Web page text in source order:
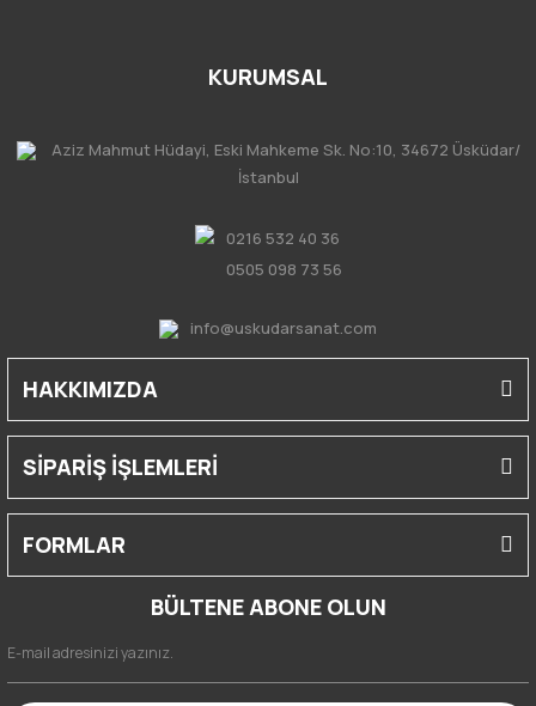
KURUMSAL
Aziz Mahmut Hüdayi, Eski Mahkeme Sk. No:10, 34672 Üsküdar/
İstanbul
0216 532 40 36
0505 098 73 56
info@uskudarsanat.com
HAKKIMIZDA
SİPARİŞ İŞLEMLERİ
FORMLAR
BÜLTENE ABONE OLUN